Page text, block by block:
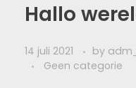
Hallo
14 juli 2021 by
Geen categorie